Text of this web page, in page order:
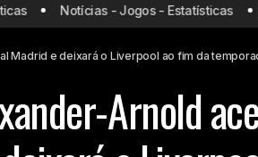
Futebol Europeu La Liga
Liverpool
Mercado da bola
Mundo
Premier League
Notícias - Jogos - Estatísticas
Madrid e deixará o Liverpool ao fim da
Arnold